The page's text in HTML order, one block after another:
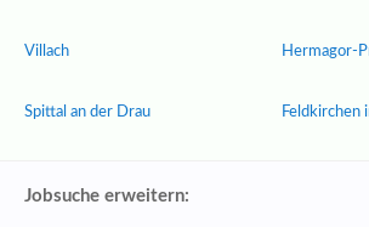
Villach
Spittal an der Drau
Hermagor-
Feldkirchen
Jobsuche erweitern: